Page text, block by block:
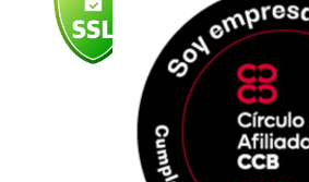
k
a
m
n
p